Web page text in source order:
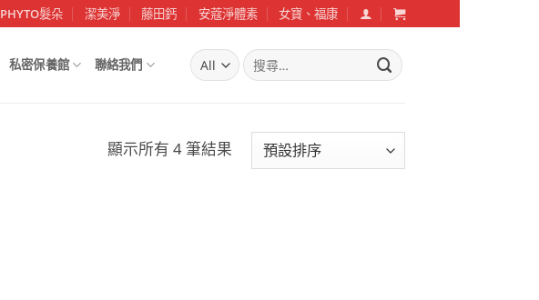
PHYTO髮朵 潔美淨 藤田鈣 安蔻淨體素 女寶、福康
私密保養館 聯絡我們
搜
尋
字:
顯示所有 4 筆結果